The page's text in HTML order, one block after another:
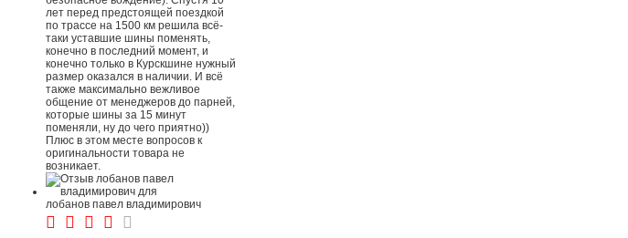
лет перед предстоящей поездкой
по трассе на 1500 км решила всё-
таки уставшие шины поменять,
конечно в последний момент, и
конечно только в Курскшине нужный
размер оказался в наличии. И всё
также максимально вежливое
общение от менеджеров до парней,
которые шины за 15 минут
поменяли, ну до чего приятно))
Плюс в этом месте вопросов к
оригинальности товара не
возникает.
лобанов павел владимирович